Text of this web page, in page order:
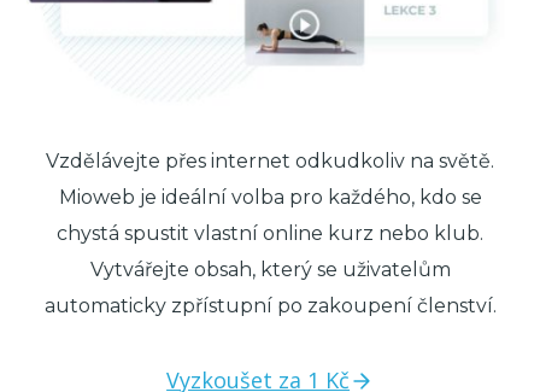
Vzdělávejte přes internet odkudkoliv na světě.
Mioweb je ideální volba pro každého, kdo se
chystá spustit vlastní online kurz nebo klub.
Vytvářejte obsah, který se uživatelům
automaticky zpřístupní po zakoupení členství.
Vyzkoušet za 1 Kč